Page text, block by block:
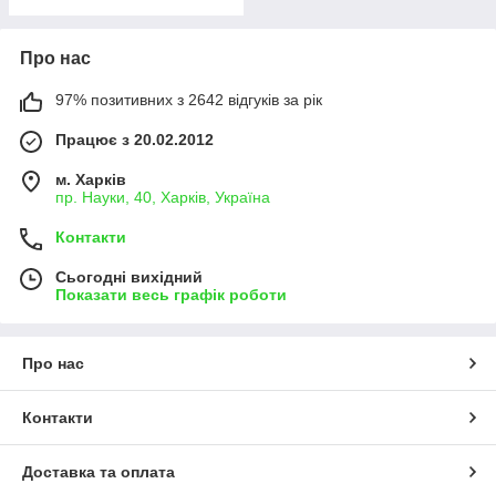
Про нас
97% позитивних з 2642 відгуків за рік
Працює з 20.02.2012
м. Харків
пр. Науки, 40, Харків, Україна
Контакти
Сьогодні вихідний
Показати весь графік роботи
Про нас
Контакти
Доставка та оплата